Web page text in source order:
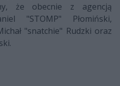
że obecnie z agencją
"STOMP" Płomiński,
"snatchie" Rudzki oraz